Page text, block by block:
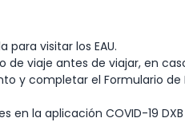
visitar los EAU.
viaje antes de viajar, en
y completar el Formulario
en la aplicación COVID-19 DXB